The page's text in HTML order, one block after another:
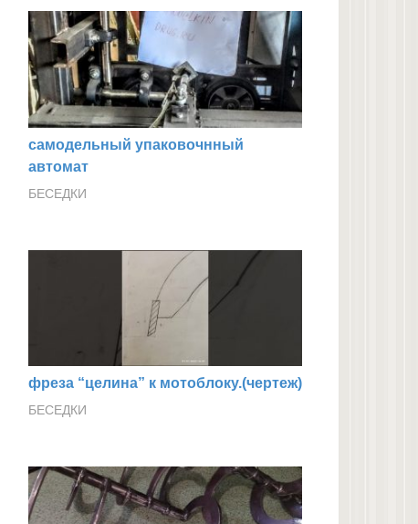
самодельный упаковочнный
автомат
БЕСЕДКИ
фреза “целина” к мотоблоку.(чертеж)
БЕСЕДКИ